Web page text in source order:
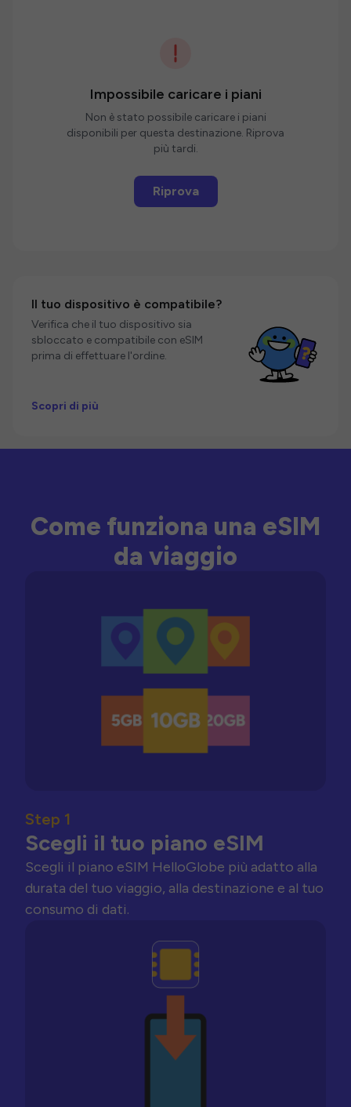
Impossibile caricare i piani
Non è stato possibile caricare i piani
disponibili per questa destinazione. Riprova
più tardi.
Riprova
Il tuo dispositivo è compatibile?
Verifica che il tuo dispositivo sia
sbloccato e compatibile con eSIM
prima di effettuare l'ordine.
Scopri di più
Come funziona una eSIM
da viaggio
Step 1
Scegli il tuo piano eSIM
Scegli il piano eSIM HelloGlobe più adatto alla
durata del tuo viaggio, alla destinazione e al tuo
consumo di dati.